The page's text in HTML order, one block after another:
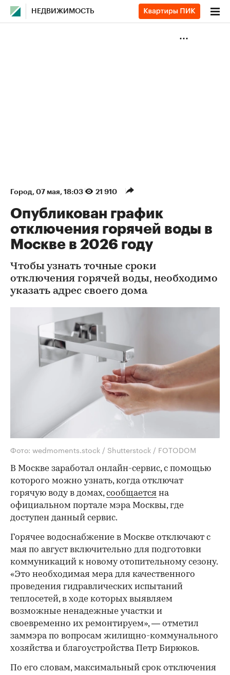
НЕДВИЖИМОСТЬ
Город⁠, 07 мая, 18:03 21 910
Опубликован график
отключения горячей воды в
Москве в 2026 году
Чтобы узнать точные сроки
отключения горячей воды, необходимо
указать адрес своего дома
Фото: wedmoments.stock / Shutterstock / FOTODOM
В Москве заработал онлайн-сервис, с помощью
которого можно узнать, когда отключат
горячую воду в домах,сообщается на
официальном портале мэра Москвы, где
доступен данный сервис.
Горячее водоснабжение в Москве отключают с
мая по август включительно для подготовки
коммуникаций к новому отопительному сезону.
«Это необходимая мера для качественного
проведения гидравлических испытаний
теплосетей, в ходе которых выявляем
возможные ненадежные участки и
своевременно их ремонтируем», — отметил
заммэра по вопросам жилищно-коммунального
хозяйства и благоустройства Петр Бирюков.
По его словам, максимальный срок отключения